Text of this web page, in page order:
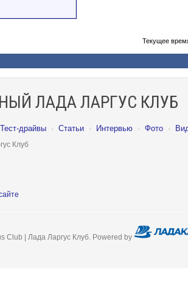
Текущее
ЛАДА ЛАРГУС КЛУБ
Тест-драйвы · Статьи · Интервью · Фото ·
Клуб
Club | Лада Ларгус Клуб. Powered by